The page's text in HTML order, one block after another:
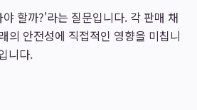
할까?'라는 질문입니다. 각 판매 채
의 안전성에 직접적인 영향을 미칩니
니다.